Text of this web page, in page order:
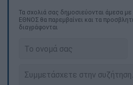
Τα σχολιά σας δημοσιεύονται άμεσα
ΕΘΝΟΣ θα παρεμβαίνει και τα
διαγράφονται